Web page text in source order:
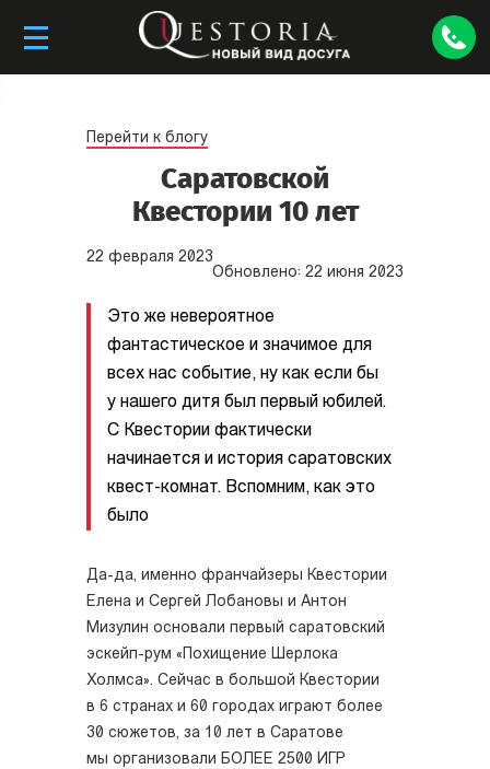
Перейти к блогу
Саратовской
Квестории 10 лет
22 февраля 2023
Обновлено: 22 июня 2023
Это же невероятное
фантастическое и значимое для
всех нас событие, ну как если бы
у нашего дитя был первый юбилей.
С Квестории фактически
начинается и история саратовских
квест-комнат. Вспомним, как это
было
Да-да, именно франчайзеры Квестории
Елена и Сергей Лобановы и Антон
Мизулин основали первый саратовский
эскейп-рум «Похищение Шерлока
Холмса». Сейчас в большой Квестории
в 6 странах и 60 городах играют более
30 сюжетов, за 10 лет в Саратове
мы организовали БОЛЕЕ 2500 ИГР